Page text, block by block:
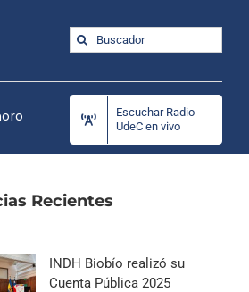
Buscar:
Escuchar Radio
UdeC en vivo
Recientes
INDH Biobío realizó su
Cuenta Pública 2025